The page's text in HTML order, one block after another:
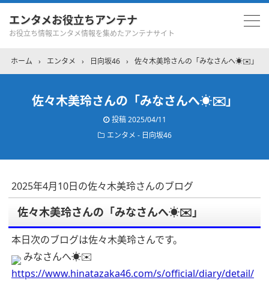
エンタメお役立ちアンテナ
お役立ち情報エンタメ情報を集めたアンテナサイト
ホーム › エンタメ › 日向坂46 › 佐々木美玲さんの「みなさんへ☀️✉️」
佐々木美玲さんの「みなさんへ☀️✉️」
投稿2025/04/11
エンタメ - 日向坂46
2025年4月10日の佐々木美玲さんのブログ
佐々木美玲さんの「みなさんへ☀️✉️」
本日次のブログは佐々木美玲さんです。
みなさんへ☀️✉️
https://www.hinatazaka46.com/s/official/diary/detail/